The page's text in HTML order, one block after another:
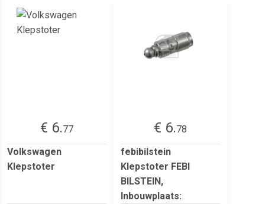
€ 6.77
Volkswagen
Klepstoter
€ 6.78
febibilstein
Klepstoter FEBI
BILSTEIN,
Inbouwplaats: